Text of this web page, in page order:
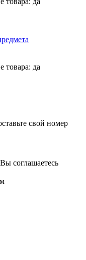
товара: да
свой номер
соглашаетесь